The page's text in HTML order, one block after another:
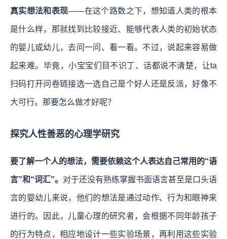
真实想法和表现——在这个路数之下，想知道人类的根本
是什么样，那就找到比较接近、能够代表人类的初始状态
的婴儿或幼儿，去问一问、看一看。不过，说起来容易做
起来难。毕竟，小宝宝们目不识丁、话都说不清楚，让ta
扫码打开问卷链接选一选自己是个好人还是反派，好像不
大可行。那要怎么做才好呢？
探究人性善恶的心理学研究
要了解一个人的想法，需要依赖这个人表达自己常用的“语
言”和“词汇”。 对于还没有熟练掌握书面语言甚至是口头语
言的婴幼儿来说，他们的想法是通过动作、行为和眼神来
进行的。因此，儿童心理的研究者，会根据不同年龄孩子
的行为特点，相应地设计一些实验场景，再利用这些实验